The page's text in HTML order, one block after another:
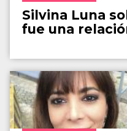
Silvina Luna
fue una